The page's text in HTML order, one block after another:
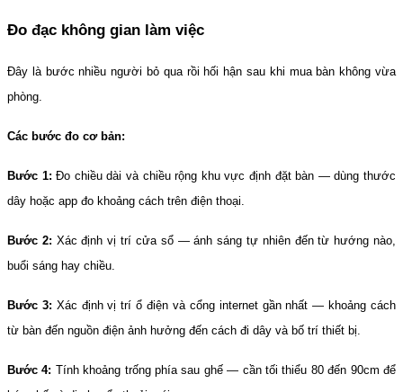
Đo đạc không gian làm việc
Đây là bước nhiều người bỏ qua rồi hối hận sau khi mua bàn không vừa
phòng.
Các bước đo cơ bản:
Bước 1: Đo chiều dài và chiều rộng khu vực định đặt bàn — dùng thước
dây hoặc app đo khoảng cách trên điện thoại.
Bước 2: Xác định vị trí cửa sổ — ánh sáng tự nhiên đến từ hướng nào,
buổi sáng hay chiều.
Bước 3: Xác định vị trí ổ điện và cổng internet gần nhất — khoảng cách
từ bàn đến nguồn điện ảnh hưởng đến cách đi dây và bố trí thiết bị.
Bước 4: Tính khoảng trống phía sau ghế — cần tối thiểu 80 đến 90cm để